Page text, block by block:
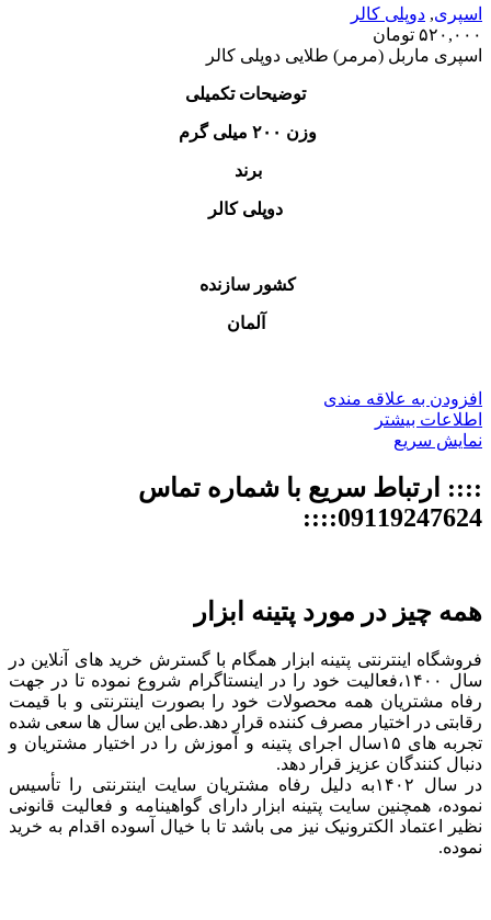
اسپری, دوپلی کالر
۵۲۰,۰۰۰ تومان
اسپری ماربل (مرمر) طلایی دوپلی کالر
توضیحات تکمیلی
وزن ۲۰۰ میلی گرم
برند
دوپلی کالر
کشور سازنده
آلمان
افزودن به علاقه مندی
اطلاعات بیشتر
نمایش سریع
:::: ارتباط سریع با شماره تماس
09119247624::::
همه چیز در مورد پتینه ابزار
فروشگاه اینترنتی پتینه ابزار همگام با گسترش خرید های آنلاین در
سال ۱۴۰۰،فعالیت خود را در اینستاگرام شروع نموده تا در جهت
رفاه مشتریان همه محصولات خود را بصورت اینترنتی و با قیمت
رقابتی در اختیار مصرف کننده قرار دهد.طی این سال ها سعی شده
تجربه های ۱۵سال اجرای پتینه و آموزش را در اختیار مشتریان و
دنبال کنندگان عزیز قرار دهد.
در سال ۱۴۰۲به دلیل رفاه مشتریان سایت اینترنتی را تأسیس
نموده، همچنین سایت پتینه ابزار دارای گواهینامه و فعالیت قانونی
نظیر اعتماد الکترونیک نیز می باشد تا با خیال آسوده اقدام به خرید
نموده.